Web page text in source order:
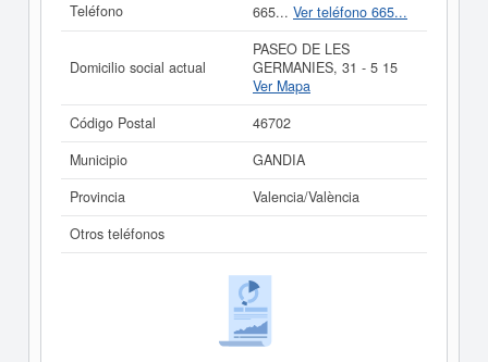
Teléfono
665... Ver teléfono 665...
Domicilio social actual
PASEO DE LES
GERMANIES, 31 - 5 15
Ver Mapa
Código Postal
46702
Municipio
GANDIA
Provincia
Valencia/València
Otros teléfonos